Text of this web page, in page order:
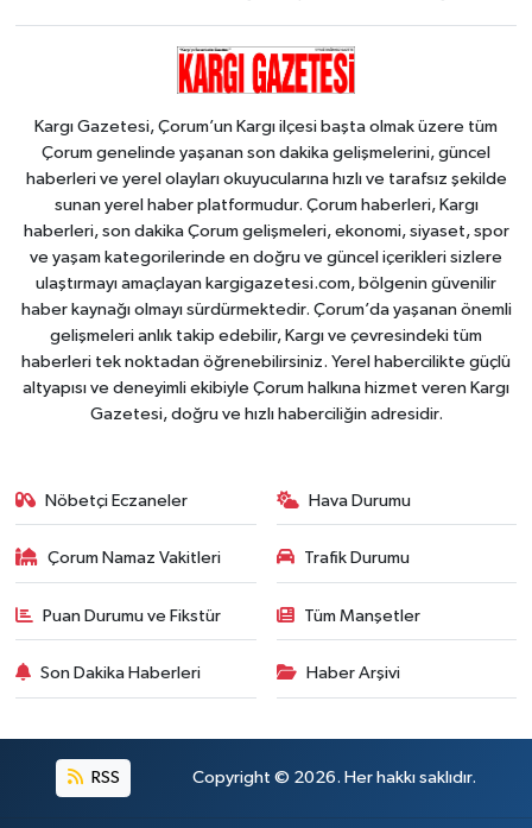
Kargı Gazetesi, Çorum’un Kargı ilçesi başta olmak üzere tüm
Çorum genelinde yaşanan son dakika gelişmelerini, güncel
haberleri ve yerel olayları okuyucularına hızlı ve tarafsız şekilde
sunan yerel haber platformudur. Çorum haberleri, Kargı
haberleri, son dakika Çorum gelişmeleri, ekonomi, siyaset, spor
ve yaşam kategorilerinde en doğru ve güncel içerikleri sizlere
ulaştırmayı amaçlayan kargigazetesi.com, bölgenin güvenilir
haber kaynağı olmayı sürdürmektedir. Çorum’da yaşanan önemli
gelişmeleri anlık takip edebilir, Kargı ve çevresindeki tüm
haberleri tek noktadan öğrenebilirsiniz. Yerel habercilikte güçlü
altyapısı ve deneyimli ekibiyle Çorum halkına hizmet veren Kargı
Gazetesi, doğru ve hızlı haberciliğin adresidir.
Nöbetçi Eczaneler Hava Durumu
Çorum Namaz Vakitleri Trafik Durumu
Puan Durumu ve Fikstür Tüm Manşetler
Son Dakika Haberleri Haber Arşivi
RSS Copyright © 2026. Her hakkı saklıdır.